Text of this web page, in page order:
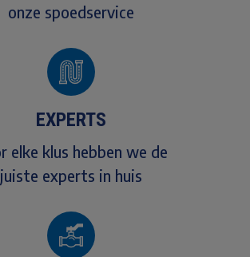
onze spoedservice
EXPERTS
elke klus hebben we de
juiste experts in huis